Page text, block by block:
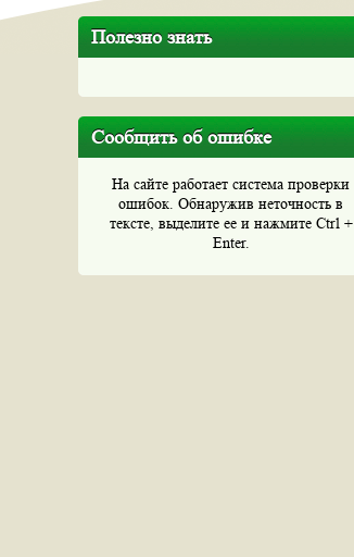
Полезно знать
Сообщить об ошибке
На сайте работает система проверки
ошибок. Обнаружив неточность в
тексте, выделите ее и нажмите Ctrl +
Enter.